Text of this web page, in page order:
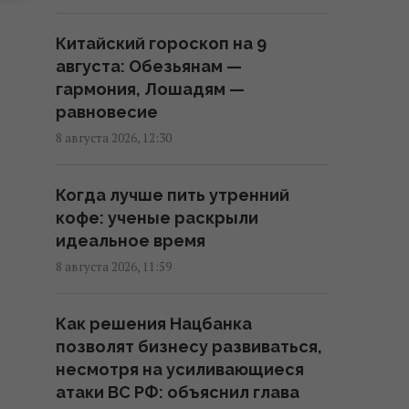
Зачем опытные хозяйки кладут
фольгу в холодильник: простой
домашний лайфхак
11:59 суббота, 08 августа 2026
Школа, церковь, бар и 44 дома:
пара из США купила целую
деревню в Испании за цену
квартиры
Chrome стал самовольно
скачивать на диск ИИ-модель
на 20 ГБ: как его остановить
Китайский гороскоп на 9
августа: Обезьянам —
гармония, Лошадям —
равновесие
8 августа 2026, 12:30
Когда лучше пить утренний
кофе: ученые раскрыли
идеальное время
8 августа 2026, 11:59
Как решения Нацбанка
позволят бизнесу развиваться,
несмотря на усиливающиеся
атаки ВС РФ: объяснил глава